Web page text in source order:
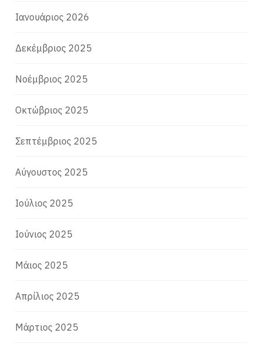
Ιανουάριος 2026
Δεκέμβριος 2025
Νοέμβριος 2025
Οκτώβριος 2025
Σεπτέμβριος 2025
Αύγουστος 2025
Ιούλιος 2025
Ιούνιος 2025
Μάιος 2025
Απρίλιος 2025
Μάρτιος 2025